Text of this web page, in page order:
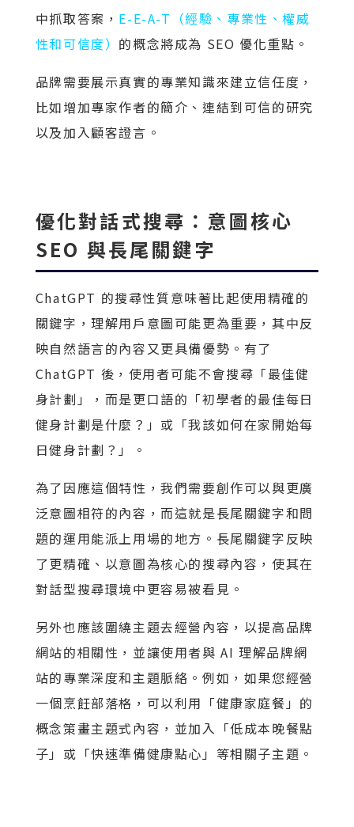
中抓取答案， E-E-A-T（經驗、專業性、權威
性和可信度） 的概念將成為 SEO 優化重點。
品牌需要展示真實的專業知識來建立信任度，
比如增加專家作者的簡介、連結到可信的研究
以及加入顧客證言。
優化對話式搜尋：意圖核心
SEO 與長尾關鍵字
ChatGPT 的搜尋性質意味著比起使用精確的
關鍵字，理解用戶意圖可能更為重要，其中反
映自然語言的內容又更具備優勢。有了
ChatGPT 後，使用者可能不會搜尋「最佳健
身計劃」，而是更口語的「初學者的最佳每日
健身計劃是什麼？」或「我該如何在家開始每
日健身計劃？」。
為了因應這個特性，我們需要創作可以與更廣
泛意圖相符的內容，而這就是長尾關鍵字和問
題的運用能派上用場的地方。長尾關鍵字反映
了更精確、以意圖為核心的搜尋內容，使其在
對話型搜尋環境中更容易被看見。
另外也應該圍繞主題去經營內容，以提高品牌
網站的相關性，並讓使用者與 AI 理解品牌網
站的專業深度和主題脈絡。例如，如果您經營
一個烹飪部落格，可以利用「健康家庭餐」的
概念策畫主題式內容，並加入「低成本晚餐點
子」或「快速準備健康點心」等相關子主題。